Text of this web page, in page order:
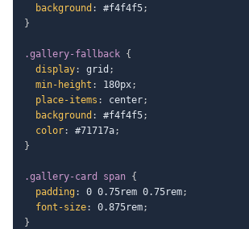
background : #f4f4f5;
}
.gallery-fallback {
display: grid ;
min-height : 180px;
place-items : center;
background : #f4f4f5;
color: #71717a;
}
.gallery-card span {
padding: 0 0.75rem 0.75rem;
font-size: 0.875rem;
}